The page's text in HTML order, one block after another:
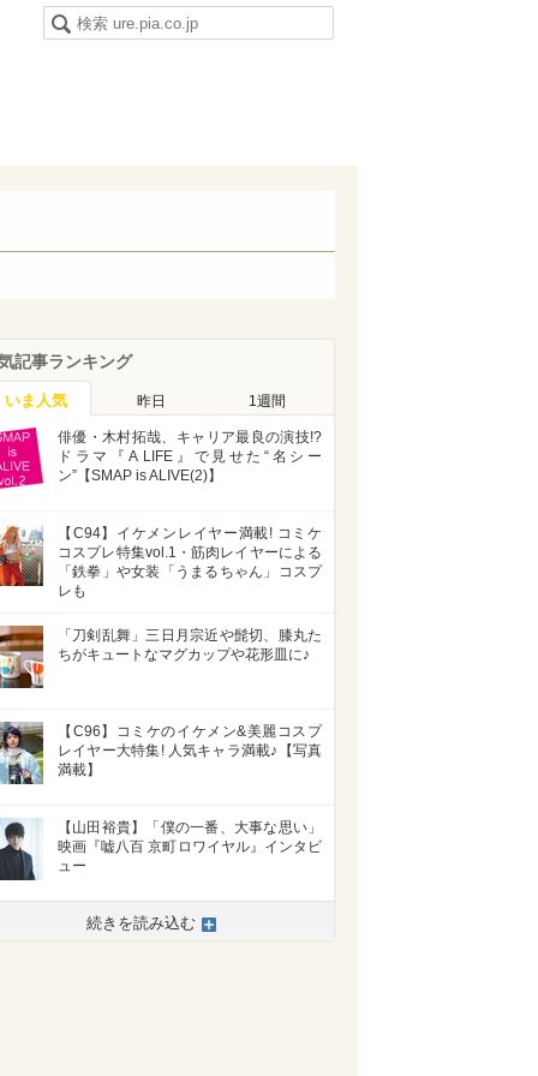
記事ランキング
いま人気 昨日 1週間
俳優・木村拓哉、キャリア最良の演技!?
ドラマ『A LIFE』で見せた“名シー
ン”【SMAP is ALIVE(2)】
【C94】イケメンレイヤー満載! コミケ
コスプレ特集vol.1・筋肉レイヤーによる
「鉄拳」や女装「うまるちゃん」コスプ
レも
「刀剣乱舞」三日月宗近や髭切、膝丸た
ちがキュートなマグカップや花形皿に♪
【C96】コミケのイケメン&美麗コスプ
レイヤー大特集! 人気キャラ満載♪【写真
満載】
【山田裕貴】「僕の一番、大事な思い」
映画『嘘八百 京町ロワイヤル』インタビ
ュー
続きを読み込む